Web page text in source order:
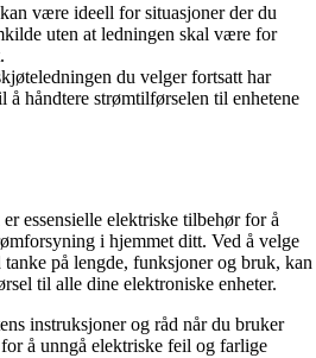
være ideell for situasjoner der du
uten at ledningen skal være for
du velger fortsatt har
å håndtere strømtilførselen til enhetene
essensielle elektriske tilbehør for å
i hjemmet ditt. Ved å velge
på lengde, funksjoner og bruk, kan
til alle dine elektroniske enheter.
instruksjoner og råd når du bruker
å unngå elektriske feil og farlige